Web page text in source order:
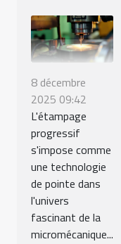
8 décembre
2025 09:42
L'étampage
progressif
s'impose comme
une technologie
de pointe dans
l'univers
fascinant de la
micromécanique...